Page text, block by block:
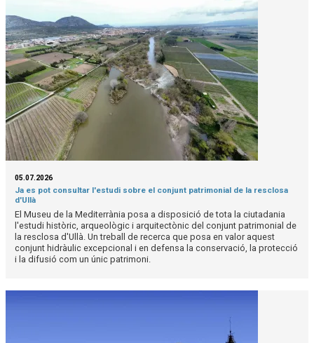
05.07.2026
Ja es pot consultar l'estudi sobre el conjunt patrimonial de la resclosa
d'Ullà
El Museu de la Mediterrània posa a disposició de tota la ciutadania
l'estudi històric, arqueològic i arquitectònic del conjunt patrimonial de
la resclosa d'Ullà. Un treball de recerca que posa en valor aquest
conjunt hidràulic excepcional i en defensa la conservació, la protecció
i la difusió com un únic patrimoni.